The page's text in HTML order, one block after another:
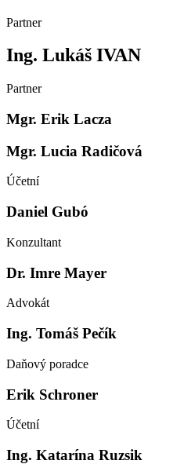
Partner
Ing. Lukáš IVAN
Partner
Mgr. Erik Lacza
Mgr. Lucia Radičová
Účetní
Daniel Gubó
Konzultant
Dr. Imre Mayer
Advokát
Ing. Tomáš Pečík
Daňový poradce
Erik Schroner
Účetní
Ing. Katarína Ruzsik